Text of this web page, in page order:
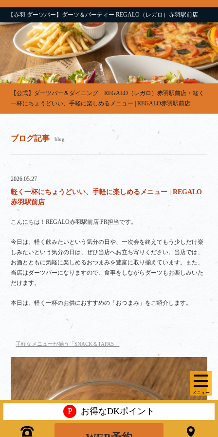
【赤羽 ダーツバー】ダーツ＆パーティー REGALO（レガロ）赤羽駅前店
メニュー
【公式】ダーツバー＆ダイニング REGALO（レガロ）赤羽駅前店 >軽く
一杯にちょうどいい、手軽に楽しめるメニュー | REGALO赤羽駅前店
ブログ記事 blog
2026.05.27
軽く一杯にちょうどいい、手軽に楽しめるメニュー | REGALO
赤羽駅前店
こんにちは！REGALO赤羽駅前店 PR担当です。
今日は、軽く飲みたいという気分の日や、一次会を終えてもう少しだけ楽
しみたいという気分の日は、ぜひ当店へお立ち寄りください。当店では、
お酒とともに気軽に楽しめるおつまみを豊富に取り揃えています。また、
当店はダーツバーになりますので、食事をしながらダーツもお楽しみいた
だけます。
本日は、軽く一杯のお供におすすめの「おつまみ」をご紹介します。
手軽なメニューが揃う「SNACK＆TAPAS」
P お得なDKポイント